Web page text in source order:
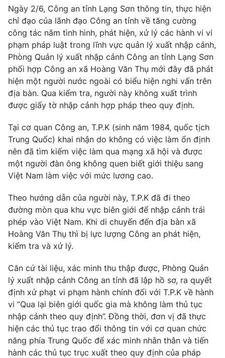
Chất lượng cuộc sống
Học trực tuyến
Công nghệ
Hitech Công nghệ tương lai
Sản phẩm
Thị trường
Tư vấn
Giao lưu trực tuyến
Lịch phát sóng
Chuyên mục khác
Photo Infographic
Video Shorts video
VTV Money VTV Thể thao
VTV Sức khoẻ Bất động sản
Thị trường 24h Tấm lòng Việt
VTV4 Vươn mình bằng AI
VTV9 VTV8
Liên hệ tòa soạn English
Ngày 2/6, Công an tỉnh Lạng Sơn thông tin, thực hiện
chỉ đạo của lãnh đạo Công an tỉnh về tăng cường
công tác nắm tình hình, phát hiện, xử lý các hành vi vi
phạm pháp luật trong lĩnh vực quản lý xuất nhập cảnh,
Phòng Quản lý xuất nhập cảnh Công an tỉnh Lạng Sơn
phối hợp Công an xã Hoàng Văn Thụ mới đây đã phát
hiện một người nước ngoài có biểu hiện nghi vấn trên
địa bàn. Qua kiểm tra, người này không xuất trình
được giấy tờ nhập cảnh hợp pháp theo quy định.
Tại cơ quan Công an, T.P.K (sinh năm 1984, quốc tịch
Trung Quốc) khai nhận do không có việc làm ổn định
nên đã tìm kiếm việc làm qua mạng xã hội và được
một người đàn ông không quen biết giới thiệu sang
Việt Nam làm việc với mức lương cao.
Theo hướng dẫn của người này, T.P.K đã đi theo
đường mòn qua khu vực biên giới để nhập cảnh trái
phép vào Việt Nam. Khi di chuyển đến địa bàn xã
Hoàng Văn Thụ thì bị lực lượng Công an phát hiện,
kiểm tra và xử lý.
Căn cứ tài liệu, xác minh thu thập được, Phòng Quản
lý xuất nhập cảnh Công an tỉnh đã lập hồ sơ, ra quyết
định xử phạt vi phạm hành chính đối với T.P.K về hành
vi “Qua lại biên giới quốc gia mà không làm thủ tục
nhập cảnh theo quy định”. Đồng thời, đơn vị đã thực
hiện các thủ tục trao đổi thông tin với cơ quan chức
năng phía Trung Quốc để xác minh nhân thân và tiến
hành các thủ tục trục xuất theo quy định của pháp